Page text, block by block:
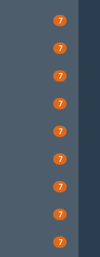
7
7
7
7
7
7
7
7
7